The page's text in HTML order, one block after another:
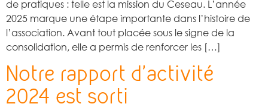
de pratiques : telle est la mission du Ceseau. L’année
2025 marque une étape importante dans l’histoire de
l’association. Avant tout placée sous le signe de la
consolidation, elle a permis de renforcer les […]
Notre rapport d’activité
2024 est sorti